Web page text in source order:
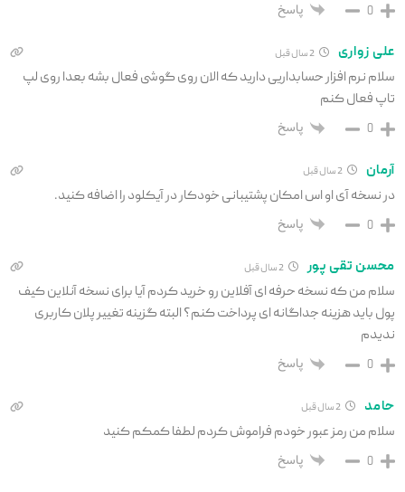
0 پاسخ
علی زواری 2 سال قبل
سلام نرم افزار حسابداریی دارید که الان روی گوشی فعال بشه بعدا روی لپ
تاپ فعال کنم
0 پاسخ
آرمان 2 سال قبل
در نسخه آی او اس امکان پشتیبانی خودکار در آیکلود را اضافه کنید.
0 پاسخ
محسن تقی پور 2 سال قبل
سلام من که نسخه حرفه ای آفلاین رو خرید کردم آیا برای نسخه آنلاین کیف
پول باید هزینه جداگانه ای پرداخت کنم؟ البته گزینه تغییر پلان کاربری
ندیدم
0 پاسخ
حامد
سلام من رمز عبور خودم فراموش کردم لطفا کمکم کنید
0 پاسخ